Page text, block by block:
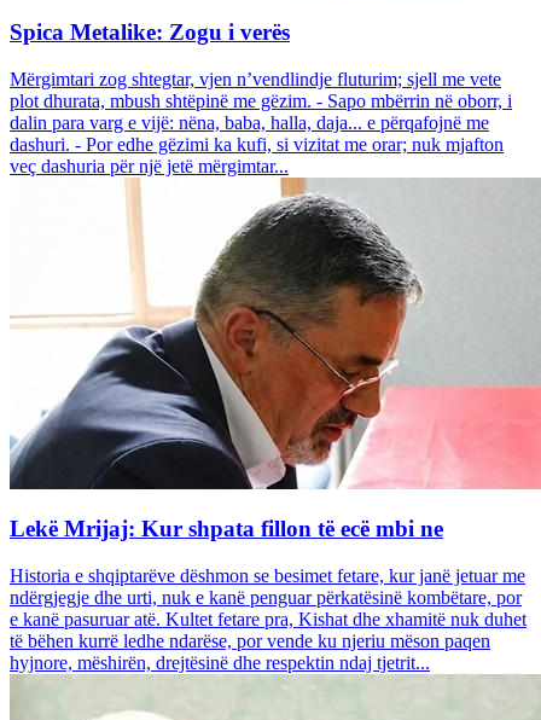
Spica Metalike: Zogu i verës
Mërgimtari zog shtegtar, vjen n’vendlindje fluturim; sjell me vete
plot dhurata, mbush shtëpinë me gëzim. - Sapo mbërrin në oborr, i
dalin para varg e vijë: nëna, baba, halla, daja... e përqafojnë me
dashuri. - Por edhe gëzimi ka kufi, si vizitat me orar; nuk mjafton
veç dashuria për një jetë mërgimtar...
Lekë Mrijaj: Kur shpata fillon të ecë mbi ne
Historia e shqiptarëve dëshmon se besimet fetare, kur janë jetuar me
ndërgjegje dhe urti, nuk e kanë penguar përkatësinë kombëtare, por
e kanë pasuruar atë. Kultet fetare pra, Kishat dhe xhamitë nuk duhet
të bëhen kurrë ledhe ndarëse, por vende ku njeriu mëson paqen
hyjnore, mëshirën, drejtësinë dhe respektin ndaj tjetrit...